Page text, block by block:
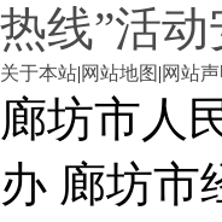
热线”活
关于本站|网站地图 |网站声
廊坊市人
办 廊坊市